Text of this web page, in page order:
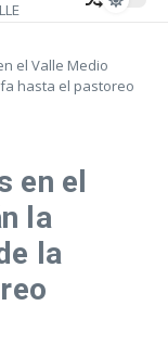
el Valle Medio
hasta el pastoreo
en el
la
la